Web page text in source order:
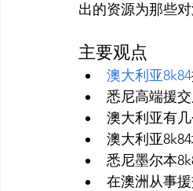
主要观点
澳大利亚8k84
悉尼高端援交
澳大利亚有
澳大利亚
悉尼墨尔本
在澳洲从事